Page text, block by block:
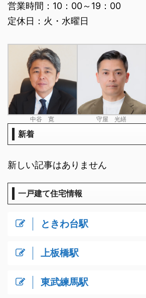
営業時間：10：00～19：00
定休日：火・水曜日
中谷 寛 守屋 光繕
新着
新しい記事はありません
一戸建て住宅情報
ときわ台駅
上板橋駅
東武練馬駅